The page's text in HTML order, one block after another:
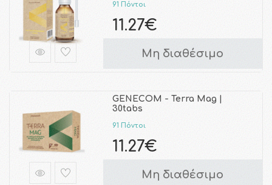
91 Πόντοι
11.27€
Μη διαθέσιμο
GENECOM - Terra Mag |
30tabs
91 Πόντοι
11.27€
Μη διαθέσιμο